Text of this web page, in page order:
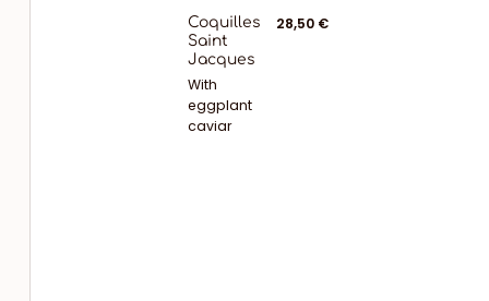
Coquilles
Saint
Jacques
With
eggplant
caviar
28,50 €